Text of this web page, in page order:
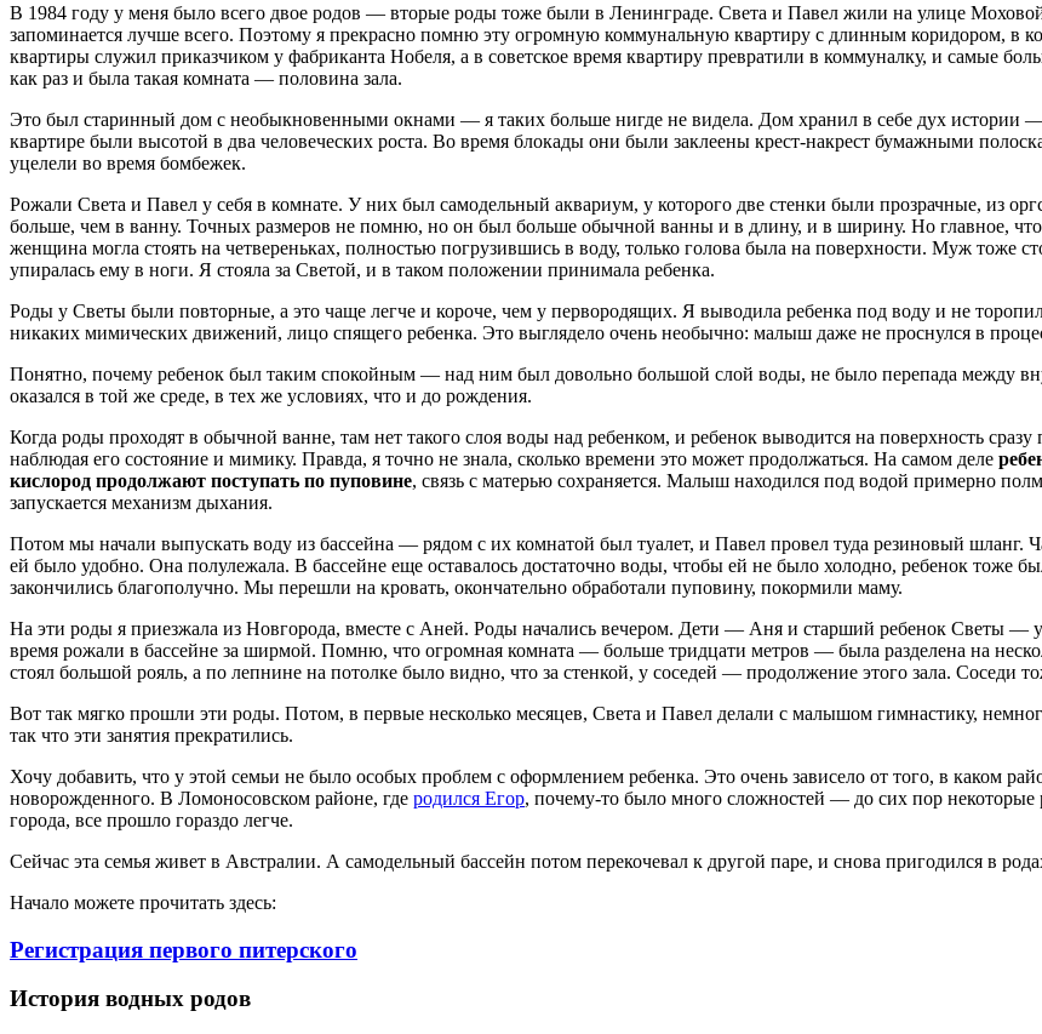
В 1984 году у меня было всего двое родов — вторые роды тоже были в Ленинграде. Света и Павел жили на улице
запоминается лучше всего. Поэтому я прекрасно помню эту огромную коммунальную квартиру с длинным коридором, в
квартиры служил приказчиком у фабриканта Нобеля, а в советское время квартиру превратили в коммуналку, и самые
как раз и была такая комната — половина зала.
Это был старинный дом с необыкновенными окнами — я таких больше нигде не видела. Дом хранил в себе дух истории —
квартире были высотой в два человеческих роста. Во время блокады они были заклеены крест-накрест бумажными
уцелели во время бомбежек.
Рожали Света и Павел у себя в комнате. У них был самодельный аквариум, у которого две стенки были прозрачные, из
больше, чем в ванну. Точных размеров не помню, но он был больше обычной ванны и в длину, и в ширину. Но главное,
женщина могла стоять на четвереньках, полностью погрузившись в воду, только голова была на поверхности. Муж тоже
упиралась ему в ноги. Я стояла за Светой, и в таком положении принимала ребенка.
Роды у Светы были повторные, а это чаще легче и короче, чем у первородящих. Я выводила ребенка под воду и не
никаких мимических движений, лицо спящего ребенка. Это выглядело очень необычно: малыш даже не проснулся в
Понятно, почему ребенок был таким спокойным — над ним был довольно большой слой воды, не было перепада между
оказался в той же среде, в тех же условиях, что и до рождения.
Когда роды проходят в обычной ванне, там нет такого слоя воды над ребенком, и ребенок выводится на поверхность
наблюдая его состояние и мимику. Правда, я точно не знала, сколько времени это может продолжаться. На самом деле
кислород продолжают поступать по пуповине, связь с матерью сохраняется. Малыш находился под водой примерно
запускается механизм дыхания.
Потом мы начали выпускать воду из бассейна — рядом с их комнатой был туалет, и Павел провел туда резиновый
ей было удобно. Она полулежала. В бассейне еще оставалось достаточно воды, чтобы ей не было холодно, ребенок тоже
закончились благополучно. Мы перешли на кровать, окончательно обработали пуповину, покормили маму.
На эти роды я приезжала из Новгорода, вместе с Аней. Роды начались вечером. Дети — Аня и старший ребенок Светы
время рожали в бассейне за ширмой. Помню, что огромная комната — больше тридцати метров — была разделена на
стоял большой рояль, а по лепнине на потолке было видно, что за стенкой, у соседей — продолжение этого зала. Соседи
Вот так мягко прошли эти роды. Потом, в первые несколько месяцев, Света и Павел делали с малышом гимнастику,
так что эти занятия прекратились.
Хочу добавить, что у этой семьи не было особых проблем с оформлением ребенка. Это очень зависело от того, в каком
новорожденного. В Ломоносовском районе, где родился Егор, почему-то было много сложностей — до сих пор некоторые
города, все прошло гораздо легче.
Сейчас эта семья живет в Австралии. А самодельный бассейн потом перекочевал к другой паре, и снова пригодился в
Начало можете прочитать здесь:
Регистрация первого питерского
История водных родов